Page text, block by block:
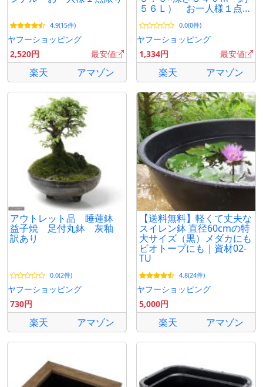
4.9(15件)
ヤフーショッピング
2,520円
最安値
楽天 アマゾン
５６Ｌ） お一人様１点限
り
0.0(0件)
ヤフーショッピング
1,334円
最安値
楽天 アマゾン
アウトレット品 睡蓮鉢
益子焼 足付丸鉢 灰釉
訳あり
0.0(2件)
ヤフーショッピング
730円
楽天 アマゾン
【送料無料】軽くて丈夫な
スイレン鉢 直径60cmの特
大サイズ（黒）メダカにも
ビオトープにも｜資材02-
TU
4.8(24件)
ヤフーショッピング
5,000円
楽天 アマゾン